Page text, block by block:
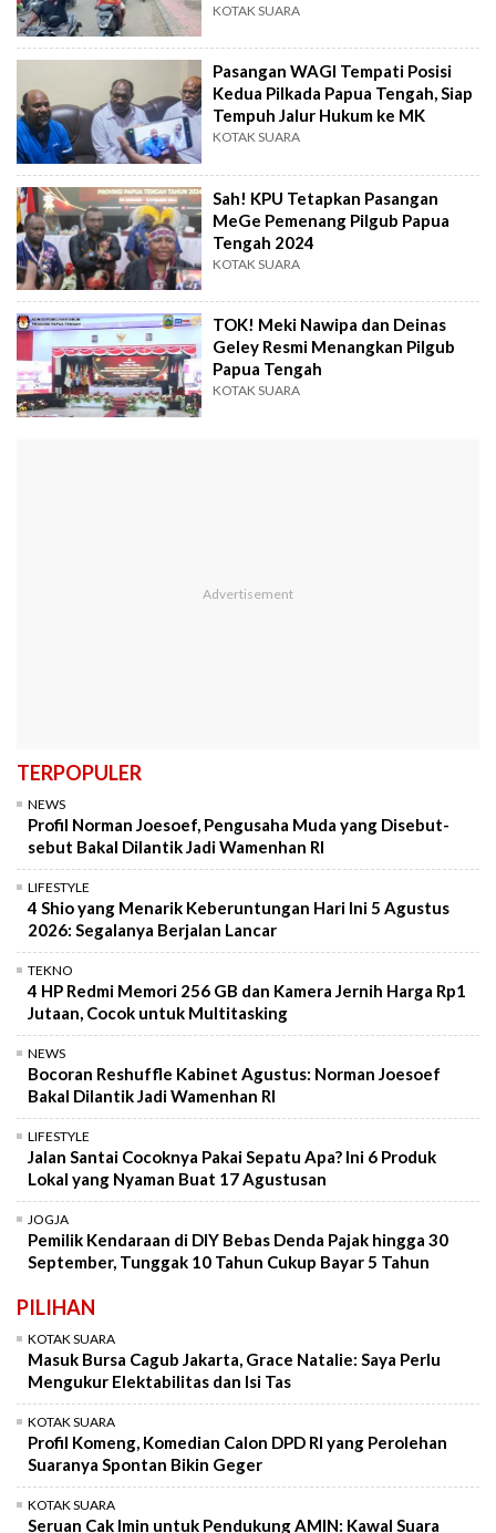
KOTAK SUARA
Pasangan WAGI Tempati Posisi
Kedua Pilkada Papua Tengah, Siap
Tempuh Jalur Hukum ke MK
KOTAK SUARA
Sah! KPU Tetapkan Pasangan
MeGe Pemenang Pilgub Papua
Tengah 2024
KOTAK SUARA
TOK! Meki Nawipa dan Deinas
Geley Resmi Menangkan Pilgub
Papua Tengah
KOTAK SUARA
TERPOPULER
NEWS
Profil Norman Joesoef, Pengusaha Muda yang Disebut-
sebut Bakal Dilantik Jadi Wamenhan RI
LIFESTYLE
4 Shio yang Menarik Keberuntungan Hari Ini 5 Agustus
2026: Segalanya Berjalan Lancar
TEKNO
4 HP Redmi Memori 256 GB dan Kamera Jernih Harga Rp1
Jutaan, Cocok untuk Multitasking
NEWS
Bocoran Reshuffle Kabinet Agustus: Norman Joesoef
Bakal Dilantik Jadi Wamenhan RI
LIFESTYLE
Jalan Santai Cocoknya Pakai Sepatu Apa? Ini 6 Produk
Lokal yang Nyaman Buat 17 Agustusan
JOGJA
Pemilik Kendaraan di DIY Bebas Denda Pajak hingga 30
September, Tunggak 10 Tahun Cukup Bayar 5 Tahun
PILIHAN
KOTAK SUARA
Masuk Bursa Cagub Jakarta, Grace Natalie: Saya Perlu
Mengukur Elektabilitas dan Isi Tas
KOTAK SUARA
Profil Komeng, Komedian Calon DPD RI yang Perolehan
Suaranya Spontan Bikin Geger
KOTAK SUARA
Seruan Cak Imin untuk Pendukung AMIN: Kawal Suara